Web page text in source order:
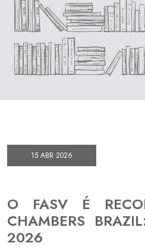
15 ABR 2026
O FASV É
CHAMBERS
2026